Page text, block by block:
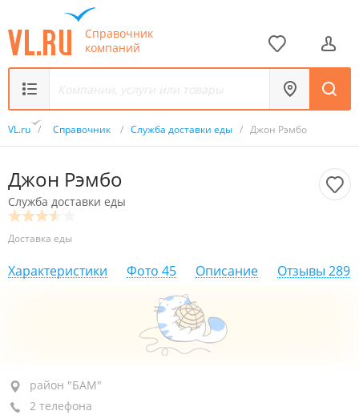
Справочник
компаний
VL.ru / Справочник / Служба доставки еды / Джон Рэмбо
Джон Рэмбо
Служба доставки еды
Доставка еды
Характеристики Фото 45 Описание Отзывы 289
район "БАМ", ул. Тухачевского, 53
БЦ "Енисейский"
район "БАМ"
2 телефона